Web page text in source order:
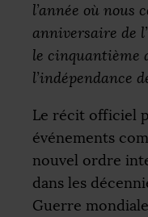
l’année où nous
anniversaire de
le cinquantième
l’indépendance
Le récit officiel
événements
nouvel ordre
dans les
Guerre